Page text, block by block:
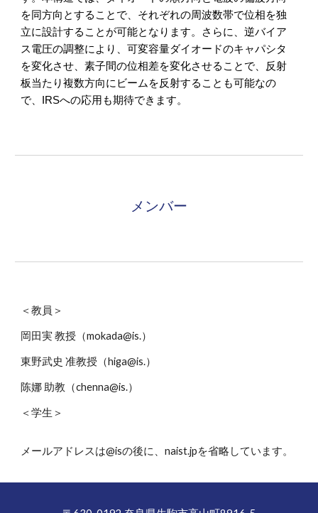
を同方向とすることで、それぞれの周波数帯で位相を独
立に設計することが可能となります。 さらに、逆バイア
ス電圧の調整により、可変容量ダイオードのキャパシタ
を変化させ、素子間の位相差を変化させることで、反射
板当たり複数方向にビームを反射することも可能なの
で、IRSへの応用も期待できます。
メンバー
＜教員＞
岡田実 教授（mokada@is.）
東野武史 准教授（higa@is.）
陈娜 助教 （chenna@is.）
＜学生＞
メールアドレスは@isの後に、naist.jpを省略しています。